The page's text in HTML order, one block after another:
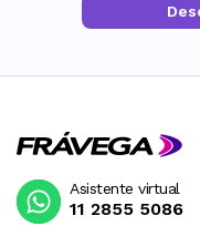
Asistente virtual
11 2855 5086